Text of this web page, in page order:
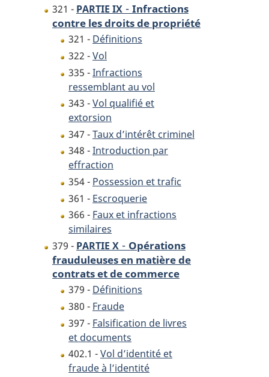
321 - PARTIE IX - Infractions
contre les droits de propriété
321 - Définitions
322 -Vol
335 -Infractions
ressemblant au vol
343 -Vol qualifié et
extorsion
347 -Taux d’intérêt criminel
348 -Introduction par
effraction
354 - Possession et trafic
361 - Escroquerie
366 - Faux et infractions
similaires
379 - PARTIE X - Opérations
frauduleuses en matière de
contrats et de commerce
379 - Définitions
380 - Fraude
397 - Falsification de livres
et documents
402.1 -Vol d’identité et
fraude à l’identité